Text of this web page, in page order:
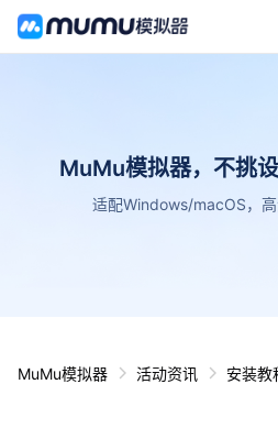
MuMu模拟器，不挑设
适配Windows/macOS，
MuMu模拟器 活动资讯 安装教